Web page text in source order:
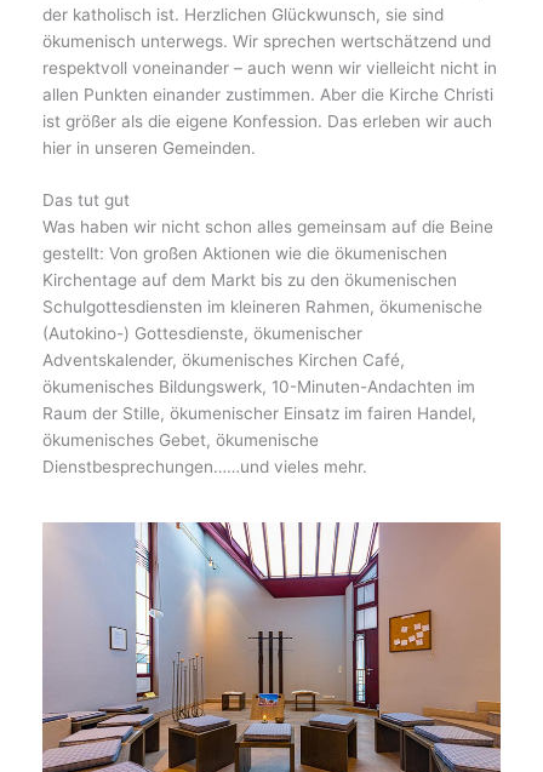
der katholisch ist. Herzlichen Glückwunsch, sie sind
ökumenisch unterwegs. Wir sprechen wertschätzend und
respektvoll voneinander – auch wenn wir vielleicht nicht in
allen Punkten einander zustimmen. Aber die Kirche Christi
ist größer als die eigene Konfession. Das erleben wir auch
hier in unseren Gemeinden.
Das tut gut
Was haben wir nicht schon alles gemeinsam auf die Beine
gestellt: Von großen Aktionen wie die ökumenischen
Kirchentage auf dem Markt bis zu den ökumenischen
Schulgottesdiensten im kleineren Rahmen, ökumenische
(Autokino-) Gottesdienste, ökumenischer
Adventskalender, ökumenisches Kirchen Café,
ökumenisches Bildungswerk, 10-Minuten-Andachten im
Raum der Stille, ökumenischer Einsatz im fairen Handel,
ökumenisches Gebet, ökumenische
Dienstbesprechungen……und vieles mehr.